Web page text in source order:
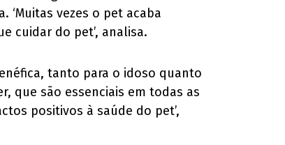
‘Muitas vezes o pet acaba
cuidar do pet’, analisa.
tanto para o idoso quanto
que são essenciais em todas as
positivos à saúde do pet’,